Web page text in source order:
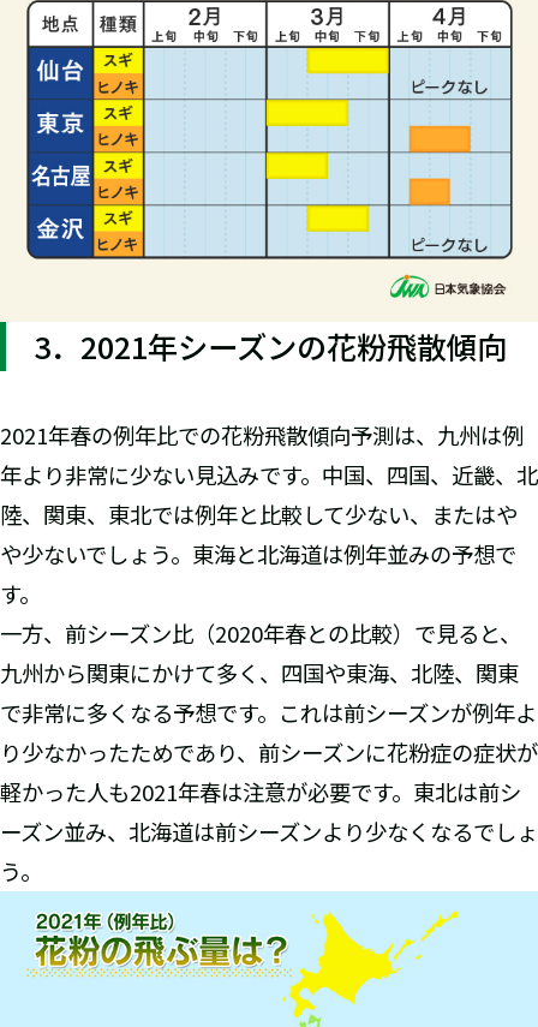
3．2021年シーズンの花粉飛散傾向
2021年春の例年比での花粉飛散傾向予測は、九州は例
年より非常に少ない見込みです。中国、四国、近畿、北
陸、関東、東北では例年と比較して少ない、またはや
や少ないでしょう。東海と北海道は例年並みの予想で
す。
一方、前シーズン比（2020年春との比較）で見ると、
九州から関東にかけて多く、四国や東海、北陸、関東
で非常に多くなる予想です。これは前シーズンが例年よ
り少なかったためであり、前シーズンに花粉症の症状が
軽かった人も2021年春は注意が必要です。東北は前シ
ーズン並み、北海道は前シーズンより少なくなるでしょ
う。